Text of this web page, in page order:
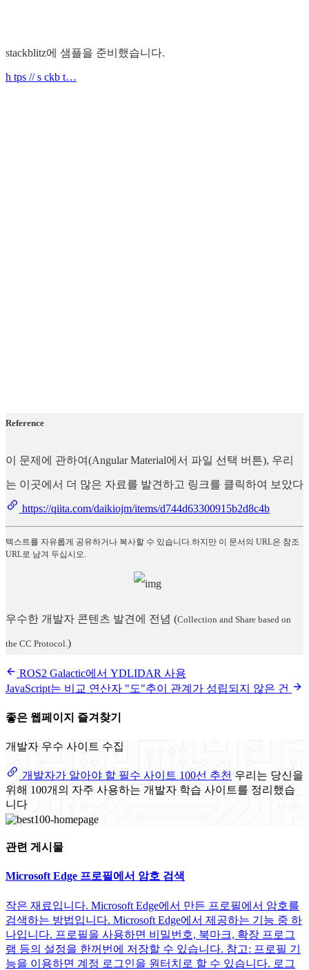
stackblitz에 샘플을 준비했습니다.
h tps // s ckb t…
Reference
이 문제에 관하여(Angular Material에서 파일 선택 버튼), 우리
는 이곳에서 더 많은 자료를 발견하고 링크를 클릭하여 보았다
https://qiita.com/daikiojm/items/d744d63300915b2d8c4b
텍스트를 자유롭게 공유하거나 복사할 수 있습니다.하지만 이 문서의 URL은 참조
URL로 남겨 두십시오.
우수한 개발자 콘텐츠 발견에 전념 (Collection and Share based on
the CC Protocol. )
ROS2 Galactic에서 YDLIDAR 사용
JavaScript는 비교 연산자 "도"추이 관계가 성립되지 않은 건
좋은 웹페이지 즐겨찾기
개발자 우수 사이트 수집
개발자가 알아야 할 필수 사이트 100선 추천 우리는 당신을
위해 100개의 자주 사용하는 개발자 학습 사이트를 정리했습
니다
관련 게시물
Microsoft Edge 프로필에서 암호 검색
작은 재료입니다. Microsoft Edge에서 만든 프로필에서 암호를
검색하는 방법입니다. Microsoft Edge에서 제공하는 기능 중 하
나입니다. 프로필을 사용하면 비밀번호, 북마크, 확장 프로그
램 등의 설정을 한꺼번에 저장할 수 있습니다. 참고: 프로필 기
능을 이용하면 계정 로그인을 원터치로 할 수 있습니다. 로그